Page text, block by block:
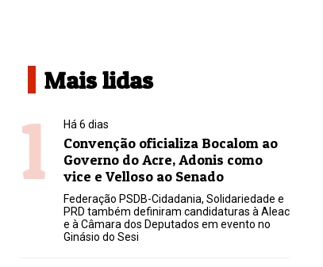
Mais lidas
1 Há 6 dias
Convenção oficializa Bocalom ao
Governo do Acre, Adonis como
vice e Velloso ao Senado
Federação PSDB-Cidadania, Solidariedade e
PRD também definiram candidaturas à Aleac
e à Câmara dos Deputados em evento no
Ginásio do Sesi